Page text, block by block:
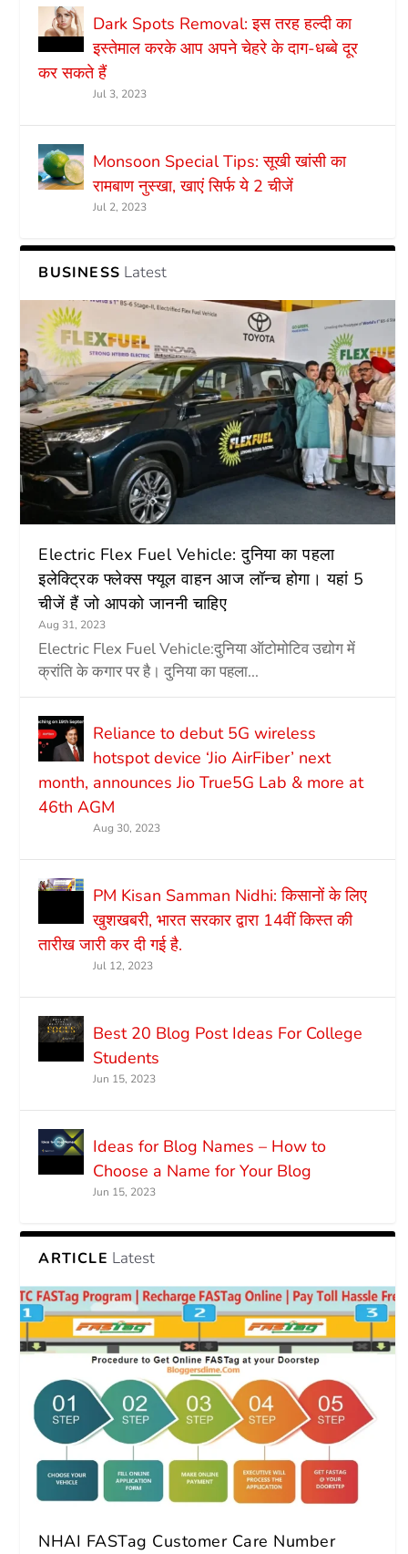
Dark Spots Removal: इस तरह हल्दी का
इस्तेमाल करके आप अपने चेहरे के दाग-धब्बे दूर
कर सकते हैं
Jul 3, 2023
Monsoon Special Tips: सूखी खांसी का
रामबाण नुस्खा, खाएं सिर्फ ये 2 चीजें
Jul 2, 2023
BUSINESS Latest
Electric Flex Fuel Vehicle: दुनिया का पहला
इलेक्ट्रिक फ्लेक्स फ्यूल वाहन आज लॉन्च होगा। यहां 5
चीजें हैं जो आपको जाननी चाहिए
Aug 31, 2023
Electric Flex Fuel Vehicle:दुनिया ऑटोमोटिव उद्योग में
क्रांति के कगार पर है। दुनिया का पहला...
Reliance to debut 5G wireless
hotspot device ‘Jio AirFiber’ next
month, announces Jio True5G Lab & more at
46th AGM
Aug 30, 2023
PM Kisan Samman Nidhi: किसानों के लिए
खुशखबरी, भारत सरकार द्वारा 14वीं किस्त की
तारीख जारी कर दी गई है.
Jul 12, 2023
Best 20 Blog Post Ideas For College
Students
Jun 15, 2023
Ideas for Blog Names – How to
Choose a Name for Your Blog
Jun 15, 2023
ARTICLE Latest
NHAI FASTag Customer Care Number